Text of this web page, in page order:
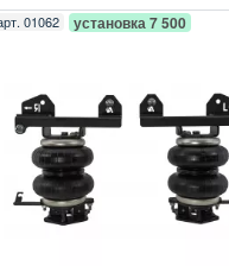
01062 установка 7 500